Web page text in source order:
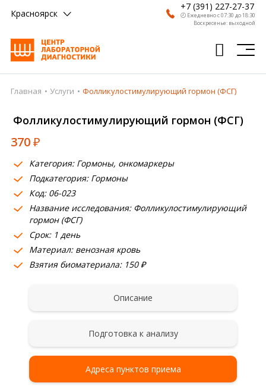
Красноярск
+7 (391) 227-27-37
🕗 Ежедневно с 07:30 до 18:30
Воскресенье: выходной
Главная
Анализы
Врачи
Получить результат
Пациентам
О компании
Где сдать
Партнерам
Главная Услуги Фолликулостимулирующий гормон (ФСГ)
Фолликулостимулирующий гормон (ФСГ)
370₽
Категория: Гормоны, онкомаркеры
Подкатегория: Гормоны
Код: 06-023
Название исследования: Фолликулостимулирующий
гормон (ФСГ)
Срок: 1 день
Материал: венозная кровь
Взятия биоматериала: 150 ₽
Описание
Подготовка к анализу
Адреса пунктов приема